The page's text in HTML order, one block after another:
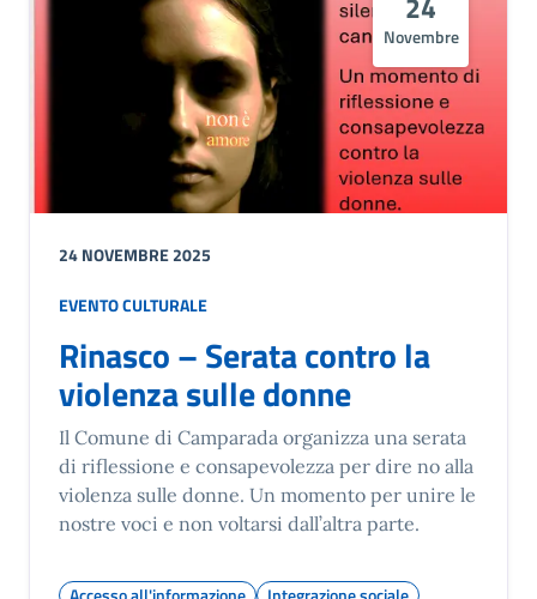
Novembre
24 NOVEMBRE 2025
EVENTO CULTURALE
Rinasco – Serata contro la
violenza sulle donne
Il Comune di Camparada organizza una serata
di riflessione e consapevolezza per dire no alla
violenza sulle donne. Un momento per unire le
nostre voci e non voltarsi dall’altra parte.